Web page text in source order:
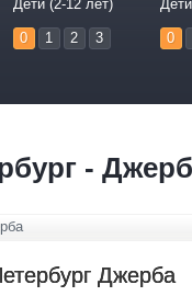
Дети (2-12 лет)
0 1 2 3 0
-
Джерба